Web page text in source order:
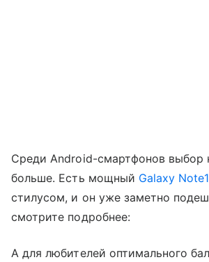
Среди Android-смартфонов выбор
больше. Есть мощный Galaxy
стилусом, и он уже заметно
смотрите подробнее:
А для любителей оптимального